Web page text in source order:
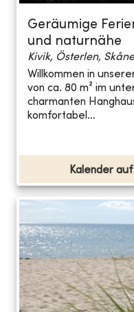
Geräumige
und naturnähe
Kivik, Österlen,
Willkommen in
von ca. 80 m² im
charmanten
komfortabel...
Kalender